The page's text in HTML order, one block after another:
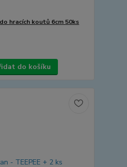
hracích koutů 6cm 50ks
do košíku